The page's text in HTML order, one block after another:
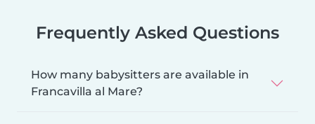
Frequently Asked Questions
How many babysitters are available in
Francavilla al Mare?